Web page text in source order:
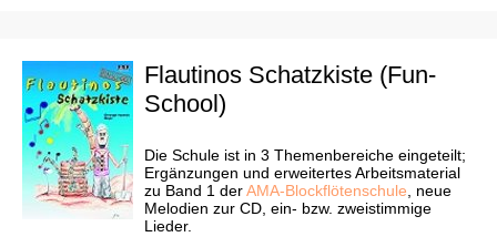
Flautinos Schatzkiste (Fun-
School)
Die Schule ist in 3 Themenbereiche eingeteilt;
Ergänzungen und erweitertes Arbeitsmaterial
zu Band 1 derAMA-Blockflötenschule, neue
Melodien zur CD, ein- bzw. zweistimmige
Lieder.